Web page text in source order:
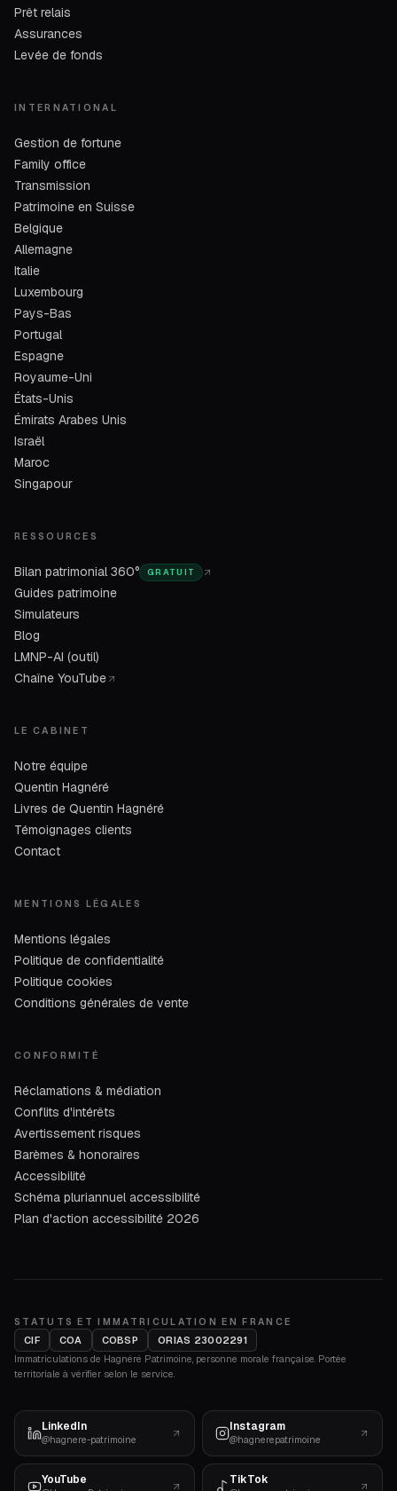
Prêt relais
Assurances
Levée de fonds
INTERNATIONAL
Gestion de fortune
Family office
Transmission
Patrimoine en Suisse
Belgique
Allemagne
Italie
Luxembourg
Pays-Bas
Portugal
Espagne
Royaume-Uni
États-Unis
Émirats Arabes Unis
Israël
Maroc
Singapour
RESSOURCES
Bilan patrimonial 360° GRATUIT
Guides patrimoine
Simulateurs
Blog
LMNP-AI (outil)
Chaîne YouTube
LE CABINET
Notre équipe
Quentin Hagnéré
Livres de Quentin Hagnéré
Témoignages clients
Contact
MENTIONS LÉGALES
Mentions légales
Politique de confidentialité
Politique cookies
Conditions générales de vente
CONFORMITÉ
Réclamations & médiation
Conflits d'intérêts
Avertissement risques
Barèmes & honoraires
Accessibilité
Schéma pluriannuel accessibilité
Plan d'action accessibilité 2026
STATUTS ET IMMATRICULATION EN FRANCE
CIF
COA COBSP
ORIAS 23002291
Immatriculations de Hagnéré Patrimoine, personne morale française. Portée
territoriale à vérifier selon le service.
LinkedIn
@hagnere-patrimoine
Instagram
@hagnerepatrimoine
YouTube TikTok